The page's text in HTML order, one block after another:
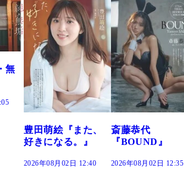
斎藤恭代
『BOUND』
2026年08月02日 12:35
咲田ゆな
『Sunflower』
2026年08月02日 12:30